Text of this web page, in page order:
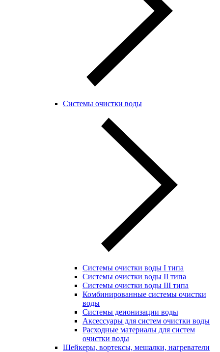
Системы очистки воды
Системы очистки воды I типа
Системы очистки воды II типа
Системы очистки воды III типа
Комбинированные системы очистки
воды
Системы деионизации воды
Аксессуары для систем очистки воды
Расходные материалы для систем
очистки воды
Шейкеры, вортексы, мешалки, нагреватели